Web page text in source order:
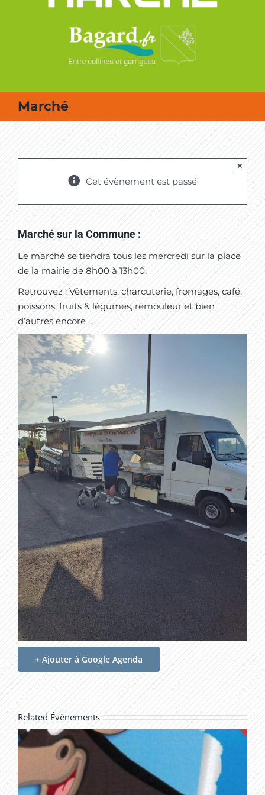
MES SORTIES / MES LOISIRS
Marché
Cet évènement est passé
×
Marché sur la Commune :
Le marché se tiendra tous les mercredi sur la place
de la mairie de 8h00 à 13h00.
Retrouvez : Vêtements, charcuterie, fromages, café,
poissons, fruits & légumes, rémouleur et bien
d’autres encore ….
+ Ajouter à Google Agenda
Related Évènements